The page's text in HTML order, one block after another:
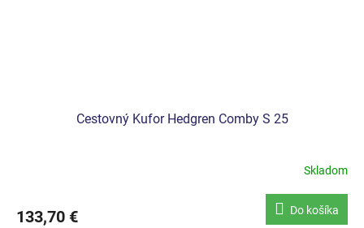
Cestovný Kufor Hedgren Comby S 25
Skladom
133,70 € Do košíka